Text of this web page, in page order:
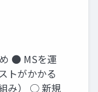
● MSを運
トがかかる
み） ○ 新規